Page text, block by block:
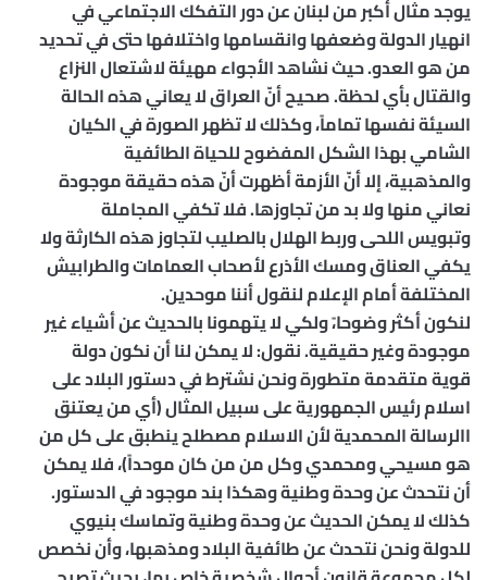
يوجد مثال أكبر من لبنان عن دور التفكك الاجتماعي في
انهيار الدولة وضعفها وانقسامها واختلافها حتى في تحديد
من هو العدو. حيث نشاهد الأجواء مهيئة لاشتعال النزاع
والقتال بأي لحظة. صحيح أنّ العراق لا يعاني هذه الحالة
السيئة نفسها تماماً، وكذلك لا تظهر الصورة في الكيان
الشامي بهذا الشكل المفضوح للحياة الطائفية
والمذهبية، إلا أنّ الأزمة أظهرت أنّ هذه حقيقة موجودة
نعاني منها ولا بد من تجاوزها. فلا تكفي المجاملة
وتبويس اللحى وربط الهلال بالصليب لتجاوز هذه الكارثة ولا
يكفي العناق ومسك الأذرع لأصحاب العمامات والطرابيش
المختلفة أمام الإعلام لنقول أننا موحدين.
لنكون أكثر وضوحا،ً ولكي لا يتهمونا بالحديث عن أشياء غير
موجودة وغير حقيقية. نقول: لا يمكن لنا أن نكون دولة
قوية متقدمة متطورة ونحن نشترط في دستور البلاد على
اسلام رئيس الجمهورية على سبيل المثال (أي من يعتنق
االرسالة المحمدية لأن الاسلام مصطلح ينطبق على كل من
هو مسيحي ومحمدي وكل من من كان موحداً)، فلا يمكن
أن نتحدث عن وحدة وطنية وهكذا بند موجود في الدستور.
كذلك لا يمكن الحديث عن وحدة وطنية وتماسك بنيوي
للدولة ونحن نتحدث عن طائفية البلاد ومذهبها، وأن نخصص